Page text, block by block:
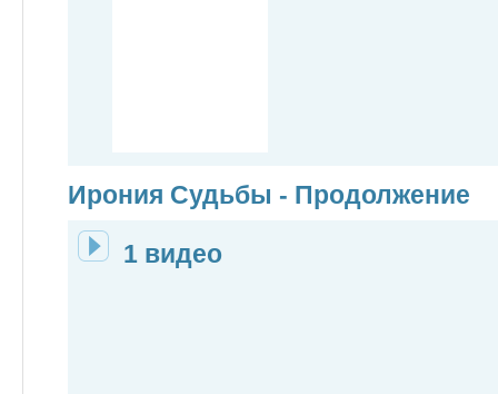
Ирония Судьбы - Продолжение
1 видео